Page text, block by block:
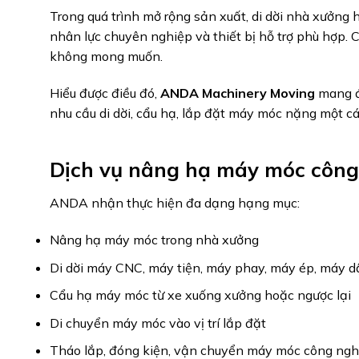
Trong quá trình mở rộng sản xuất, di dời nhà
nhân lực chuyên nghiệp và thiết bị hỗ trợ phù hợp.
không mong muốn.
Hiểu được điều đó, ANDA Machinery Moving mang
nhu cầu di dời, cẩu hạ, lắp đặt máy móc nặng một
Dịch vụ nâng hạ máy móc
ANDA nhận thực hiện đa dạng hạng mục:
Nâng hạ máy móc trong nhà xưởng
Di dời máy CNC, máy tiện, máy phay, máy ép, máy
Cẩu hạ máy móc từ xe xuống xưởng hoặc ngược lại
Di chuyển máy móc vào vị trí lắp đặt
Tháo lắp, đóng kiện, vận chuyển máy móc công